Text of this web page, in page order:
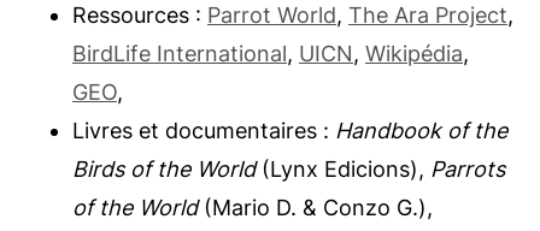
Ressources : Parrot World, The Ara Project,
BirdLife International, UICN, Wikipédia,
GEO,
Livres et documentaires : Handbook of the
Birds of the World(Lynx Edicions), Parrots
of the World(Mario D. & Conzo G.),